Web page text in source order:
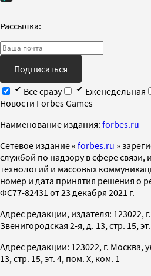
Рассылка:
Подписаться
Все сразу
Еженедельная
Новости Forbes Games
Наименование издания: forbes.ru
Cетевое издание « forbes.ru »
службой по надзору в сфере
технологий и массовых
номер и дата принятия решения о
ФС77-82431 от 23 декабря 2021 г.
Адрес редакции, издателя: 123022,
Звенигородская 2-я, д. 13, стр. 15,
Адрес редакции: 123022, г. Москва,
13, стр. 15, эт. 4, пом. X, ком. 1